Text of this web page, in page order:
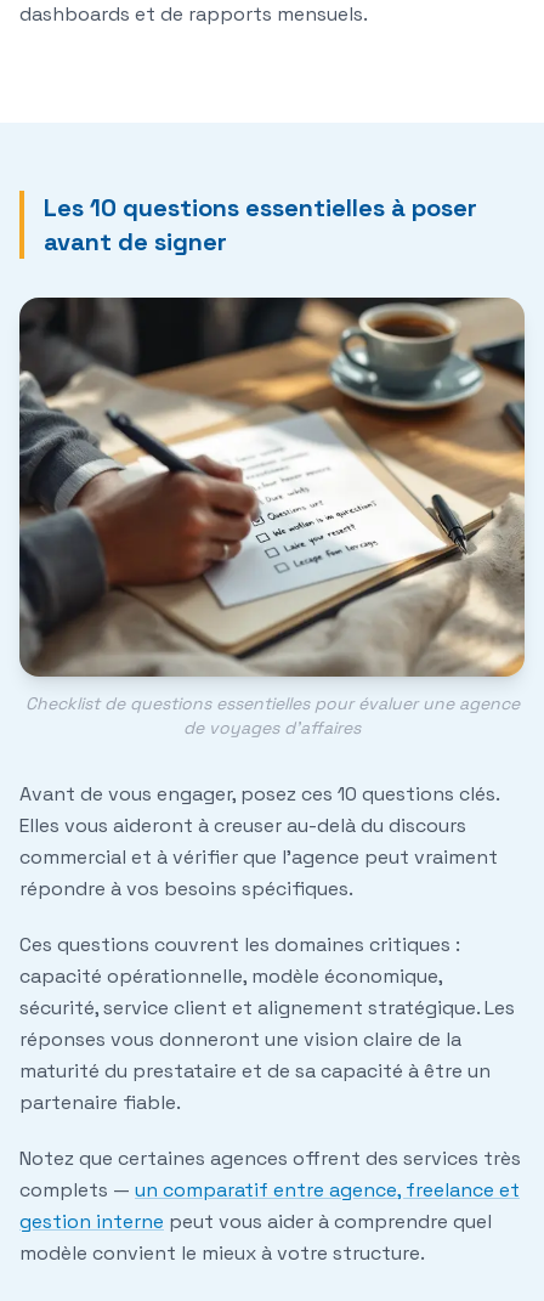
dashboards et de rapports mensuels.
Les 10 questions essentielles à poser
avant de signer
Checklist de questions essentielles pour évaluer une agence
de voyages d'affaires
Avant de vous engager, posez ces 10 questions clés.
Elles vous aideront à creuser au-delà du discours
commercial et à vérifier que l'agence peut vraiment
répondre à vos besoins spécifiques.
Ces questions couvrent les domaines critiques :
capacité opérationnelle, modèle économique,
sécurité, service client et alignement stratégique. Les
réponses vous donneront une vision claire de la
maturité du prestataire et de sa capacité à être un
partenaire fiable.
Notez que certaines agences offrent des services très
complets — un comparatif entre agence, freelance et
gestion interne peut vous aider à comprendre quel
modèle convient le mieux à votre structure.